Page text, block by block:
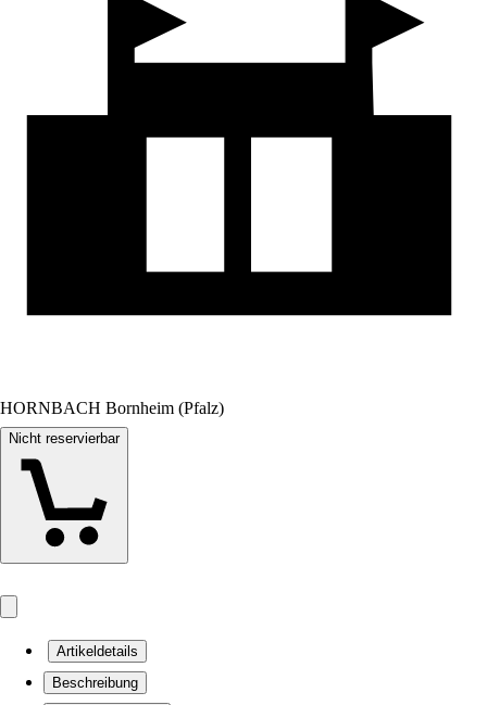
HORNBACH Bornheim (Pfalz)
Nicht reservierbar
Artikeldetails
Beschreibung